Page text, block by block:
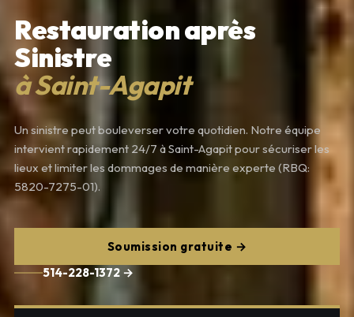
Restauration après
Sinistre
à Saint-Agapit
Un sinistre peut bouleverser votre quotidien. Notre équipe
intervient rapidement 24/7 à Saint-Agapit pour sécuriser les
lieux et limiter les dommages de manière experte (RBQ:
5820-7275-01).
Soumission gratuite →
514-228-1372 →